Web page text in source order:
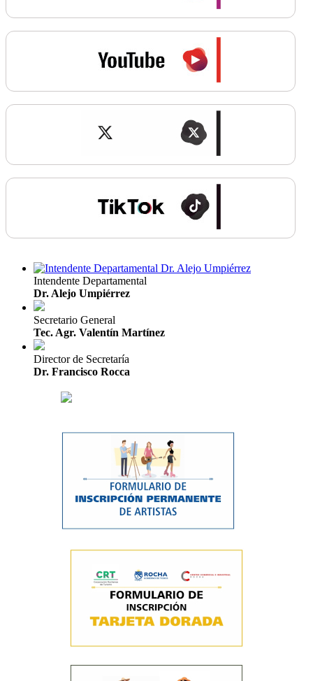
Intendente Departamental
Dr. Alejo Umpiérrez
Secretario General
Tec. Agr. Valentín Martínez
Director de Secretaría
Dr. Francisco Rocca